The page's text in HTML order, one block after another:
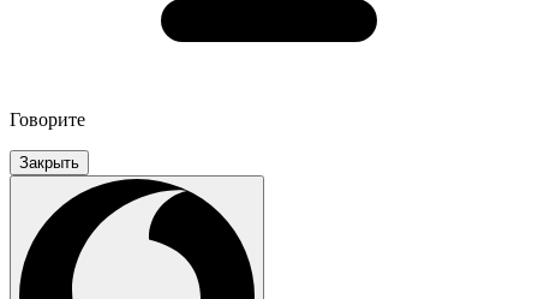
Говорите
Закрыть